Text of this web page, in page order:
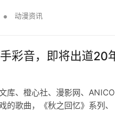
• 动漫资讯
彩音，即将出道20
库、橙心社、漫影网、
的歌曲，《秋之回忆》系列